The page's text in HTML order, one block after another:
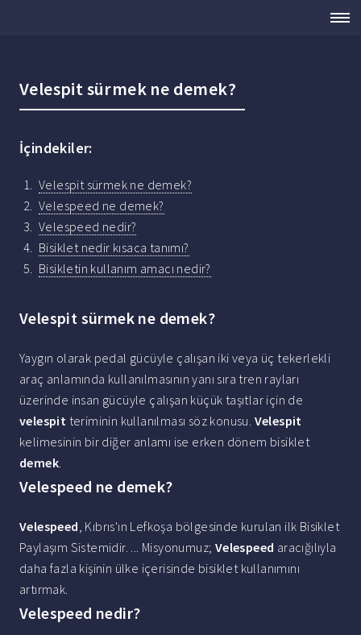
Velespit sürmek ne demek?
İçindekiler:
Velespit sürmek ne demek?
Velespeed ne demek?
Velespeed nedir?
Bisiklet nedir kısaca tanımı?
Bisikletin kullanım amacı nedir?
Velespit sürmek ne demek?
Yaygın olarak pedal gücüyle çalışan iki veya üç tekerlekli
araç anlamında kullanılmasının yanı sıra tren rayları
üzerinde insan gücüyle çalışan küçük taşıtlar için de
velespit teriminin kullanılması söz konusu. Velespit
kelimesinin bir diğer anlamı ise erken dönem bisiklet
demek.
Velespeed ne demek?
Velespeed, Kıbrıs'ın Lefkoşa bölgesinde kurulan ilk Bisiklet
Paylaşım Sistemidir. ... Misyonumuz; Velespeed aracığılıyla
daha fazla kişinin ülke içerisinde bisiklet kullanımını
artırmak.
Velespeed nedir?